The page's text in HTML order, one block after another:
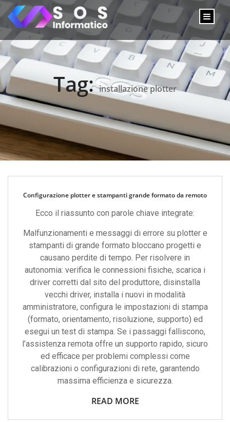
Tag:installazione plotter
Configurazione plotter e stampanti grande formato da remoto
Ecco il riassunto con parole chiave integrate:
Malfunzionamenti e messaggi di errore su plotter e
stampanti di grande formato bloccano progetti e
causano perdite di tempo. Per risolvere in
autonomia: verifica le connessioni fisiche, scarica i
driver corretti dal sito del produttore, disinstalla
vecchi driver, installa i nuovi in modalità
amministratore, configura le impostazioni di stampa
(formato, orientamento, risoluzione, supporto) ed
esegui un test di stampa. Se i passaggi falliscono,
l’assistenza remota offre un supporto rapido, sicuro
ed efficace per problemi complessi come
calibrazioni o configurazioni di rete, garantendo
massima efficienza e sicurezza.
READ MORE